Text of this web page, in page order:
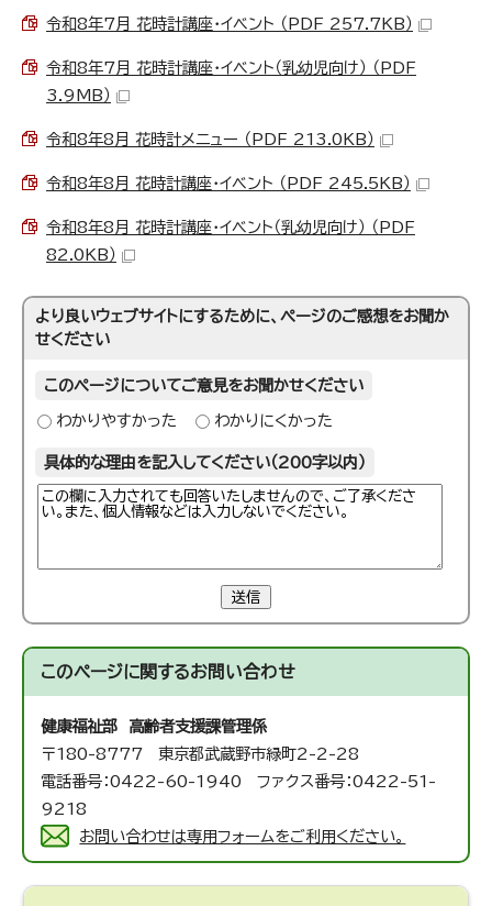
令和8年7月 花時計講座・イベント （PDF 257.7KB）
令和8年7月 花時計講座・イベント（乳幼児向け） （PDF
3.9MB）
令和8年8月 花時計メニュー （PDF 213.0KB）
令和8年8月 花時計講座・イベント （PDF 245.5KB）
令和8年8月 花時計講座・イベント（乳幼児向け） （PDF
82.0KB）
より良いウェブサイトにするために、ページのご感想をお聞か
せください
このページについてご意見をお聞かせください
わかりやすかった わかりにくかった
具体的な理由を記入してください（200字以内）
送信
このページに関するお問い合わせ
健康福祉部 高齢者支援課管理係
〒180-8777 東京都武蔵野市緑町2-2-28
電話番号：0422-60-1940 ファクス番号：0422-51-
9218
お問い合わせは専用フォームをご利用ください。